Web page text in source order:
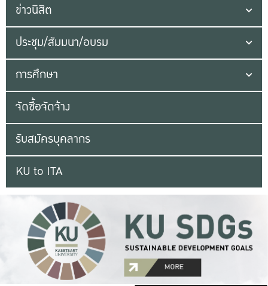
ข่าวนิสิต
ประชุม/สัมมนา/อบรม
การศึกษา
จัดซื้อจัดจ้าง
รับสมัครบุคลากร
KU to ITA